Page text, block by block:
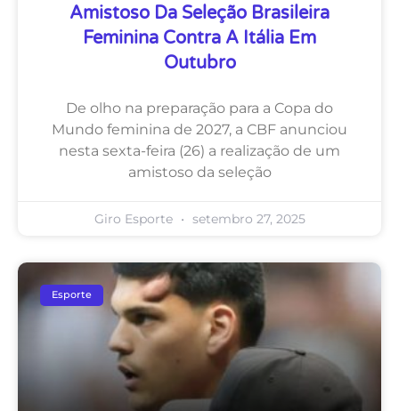
Amistoso Da Seleção Brasileira
Feminina Contra A Itália Em
Outubro
De olho na preparação para a Copa do
Mundo feminina de 2027, a CBF anunciou
nesta sexta-feira (26) a realização de um
amistoso da seleção
Giro Esporte setembro 27, 2025
Esporte